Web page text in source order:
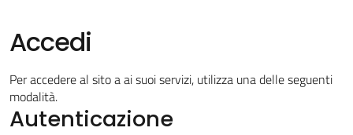
Casalfiumanese
Accedi
Per accedere al sito a ai suoi servizi, utilizza una delle seguenti
modalità.
Autenticazione